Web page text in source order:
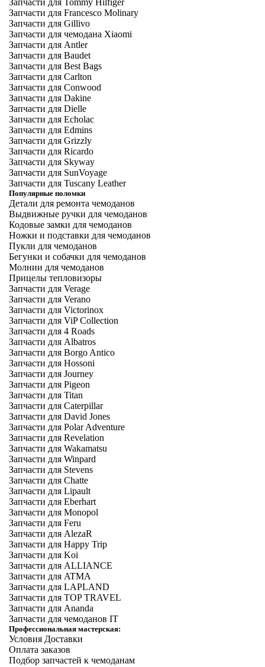
Запчасти для Tommy Hilfiger
Запчасти для Francesco Molinary
Запчасти для Gillivo
Запчасти для чемодана Xiaomi
Запчасти для Antler
Запчасти для Baudet
Запчасти для Best Bags
Запчасти для Carlton
Запчасти для Conwood
Запчасти для Dakine
Запчасти для Dielle
Запчасти для Echolac
Запчасти для Edmins
Запчасти для Grizzly
Запчасти для Ricardo
Запчасти для Skyway
Запчасти для SunVoyage
Запчасти для Tuscany Leather
Популярные поломки
Детали для ремонта чемоданов
Выдвижные ручки для чемоданов
Кодовые замки для чемоданов
Ножки и подставки для чемоданов
Пукли для чемоданов
Бегунки и собачки для чемоданов
Молнии для чемоданов
Прицелы тепловизоры
Запчасти для Verage
Запчасти для Verano
Запчасти для Victorinox
Запчасти для ViP Collection
Запчасти для 4 Roads
Запчасти для Albatros
Запчасти для Borgo Antico
Запчасти для Hossoni
Запчасти для Journey
Запчасти для Pigeon
Запчасти для Titan
Запчасти для Caterpillar
Запчасти для David Jones
Запчасти для Polar Adventure
Запчасти для Revelation
Запчасти для Wakamatsu
Запчасти для Winpard
Запчасти для Stevens
Запчасти для Chatte
Запчасти для Lipault
Запчасти для Eberhart
Запчасти для Monopol
Запчасти для Feru
Запчасти для AlezaR
Запчасти для Happy Trip
Запчасти для Koi
Запчасти для ALLIANCE
Запчасти для ATMA
Запчасти для LAPLAND
Запчасти для TOP TRAVEL
Запчасти для Ananda
Запчасти для чемоданов IT
Профессиональная мастерская:
Условия Доставки
Оплата заказов
Подбор запчастей к чемоданам